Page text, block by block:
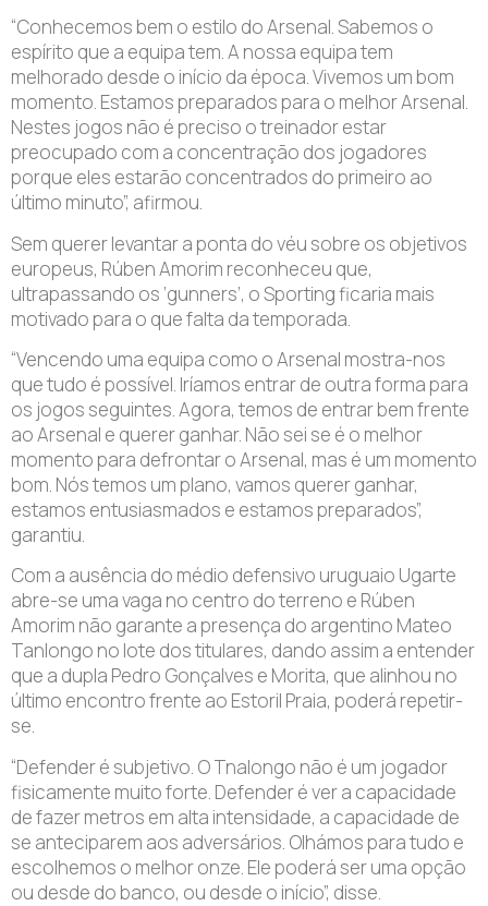
“Conhecemos bem o estilo do Arsenal. Sabemos o
espírito que a equipa tem. A nossa equipa tem
melhorado desde o início da época. Vivemos um bom
momento. Estamos preparados para o melhor Arsenal.
Nestes jogos não é preciso o treinador estar
preocupado com a concentração dos jogadores
porque eles estarão concentrados do primeiro ao
último minuto”, afirmou.
Sem querer levantar a ponta do véu sobre os objetivos
europeus, Rúben Amorim reconheceu que,
ultrapassando os ‘gunners’, o Sporting ficaria mais
motivado para o que falta da temporada.
“Vencendo uma equipa como o Arsenal mostra-nos
que tudo é possível. Iríamos entrar de outra forma para
os jogos seguintes. Agora, temos de entrar bem frente
ao Arsenal e querer ganhar. Não sei se é o melhor
momento para defrontar o Arsenal, mas é um momento
bom. Nós temos um plano, vamos querer ganhar,
estamos entusiasmados e estamos preparados”,
garantiu.
Com a ausência do médio defensivo uruguaio Ugarte
abre-se uma vaga no centro do terreno e Rúben
Amorim não garante a presença do argentino Mateo
Tanlongo no lote dos titulares, dando assim a entender
que a dupla Pedro Gonçalves e Morita, que alinhou no
último encontro frente ao Estoril Praia, poderá repetir-
se.
“Defender é subjetivo. O Tnalongo não é um jogador
fisicamente muito forte. Defender é ver a capacidade
de fazer metros em alta intensidade, a capacidade de
se anteciparem aos adversários. Olhámos para tudo e
escolhemos o melhor onze. Ele poderá ser uma opção
ou desde do banco, ou desde o início”, disse.